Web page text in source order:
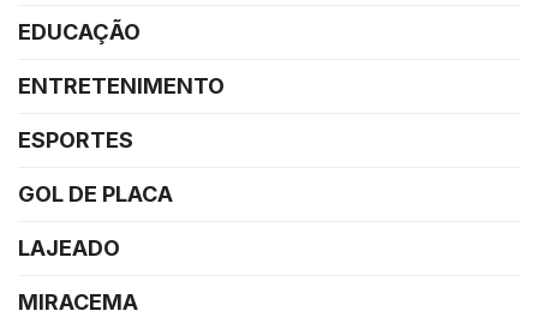
EDUCAÇÃO
ENTRETENIMENTO
ESPORTES
GOL DE PLACA
LAJEADO
MIRACEMA